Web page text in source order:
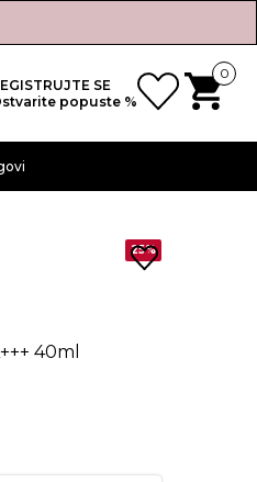
SE
popuste %
0
25%
40ml